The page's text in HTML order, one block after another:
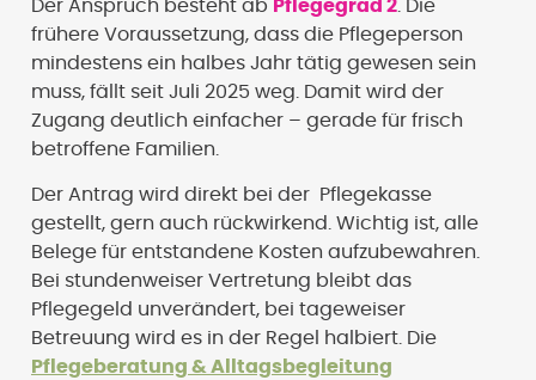
Der Anspruch besteht ab Pflegegrad 2 . Die
frühere Voraussetzung, dass die Pflegeperson
mindestens ein halbes Jahr tätig gewesen sein
muss, fällt seit Juli 2025 weg. Damit wird der
Zugang deutlich einfacher – gerade für frisch
betroffene Familien.
Der Antrag wird direkt bei der Pflegekasse
gestellt, gern auch rückwirkend. Wichtig ist, alle
Belege für entstandene Kosten aufzubewahren.
Bei stundenweiser Vertretung bleibt das
Pflegegeld unverändert, bei tageweiser
Betreuung wird es in der Regel halbiert. Die
Pflegeberatung & Alltagsbegleitung